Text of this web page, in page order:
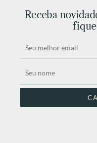
Receba